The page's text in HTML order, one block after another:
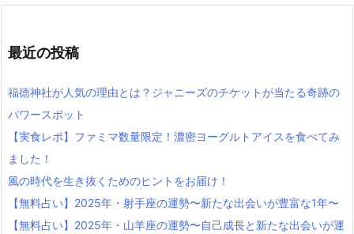
最近の投稿
福徳神社が人気の理由とは？ジャニーズのチケットが当たる奇跡の
パワースポット
【実食レポ】ファミマ数量限定！濃密ヨーグルトアイスを食べてみ
ました！
風の時代を生き抜くためのヒントをお届け！
【無料占い】2025年・射手座の運勢〜新たな出会いが豊富な1年〜
【無料占い】2025年・山羊座の運勢〜自己成長と新たな出会いが運